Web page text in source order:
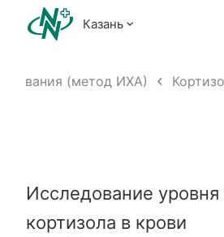
Казань
(метод ИХА)
Исследование
кортизола в крови